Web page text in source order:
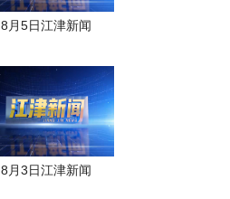
8月5日江津新闻
8月3日江津新闻